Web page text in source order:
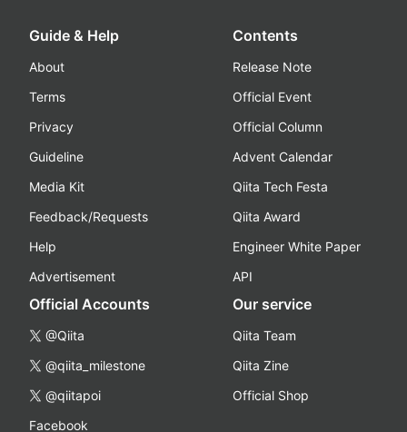
Guide & Help
About
Terms
Privacy
Guideline
Media Kit
Feedback/Requests
Help
Advertisement
Contents
Release Note
Official Event
Official Column
Advent Calendar
Qiita Tech Festa
Qiita Award
Engineer White Paper
API
Official Accounts
@Qiita
@qiita_milestone
@qiitapoi
Facebook
Our service
Qiita Team
Qiita Zine
Official Shop